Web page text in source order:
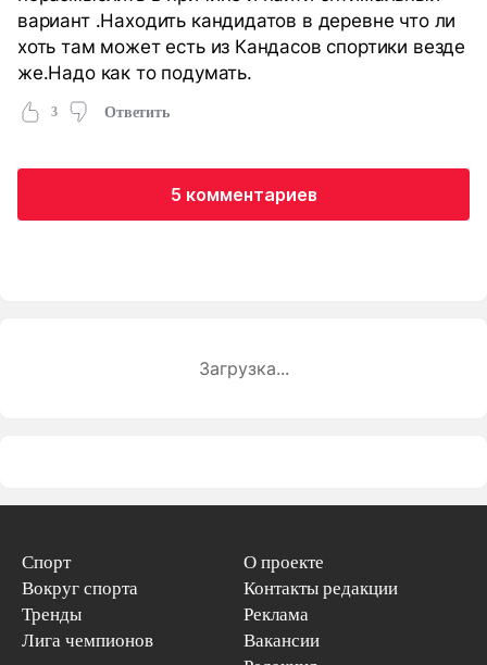
вариант .Находить кандидатов в деревне что ли
хоть там может есть из Кандасов спортики везде
же.Надо как то подумать.
3 Ответить
5 комментариев
Загрузка...
Спорт
Вокруг спорта
Тренды
Лига чемпионов
О проекте
Контакты редакции
Реклама
Вакансии